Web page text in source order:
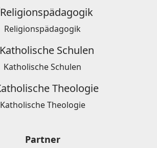
Religionspädagogik
Katholische Schulen
Katholische Theologie
Partner